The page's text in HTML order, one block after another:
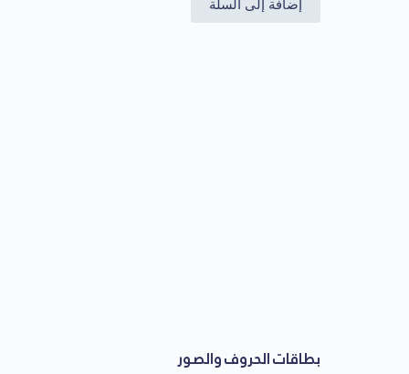
إضافة إلى السلة
بطاقات الحروف والصور